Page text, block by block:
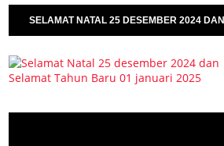
SELAMAT NATAL 25 DESEMBER 2024 DAN